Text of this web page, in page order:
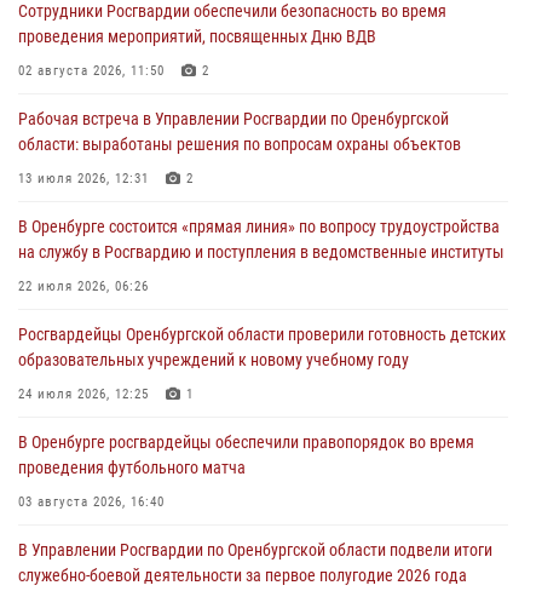
Росгвардейцы обеспечили правопорядок на праздновании Дня
ВМФ в Оренбурге
27 июля 2026, 14:36 2
Росгвардейцы предотвратили трагедию: спасен мужчина в тяжелой
жизненной ситуации (ВИДЕО)
26 июля 2026, 14:45 1
Росгвардейцы Оренбургской области проверили готовность детских
образовательных учреждений к новому учебному году
24 июля 2026, 12:25
При силовой поддержке ОМОН «Кобра» Росгвардии в Оренбурге
проведён рейд по строительным объектам
23 июля 2026, 10:47
Сотрудники Росгвардии обеспечили безопасность во время
проведения мероприятий, посвященных Дню ВДВ
02 августа 2026, 11:50 2
Рабочая встреча в Управлении Росгвардии по Оренбургской
области: выработаны решения по вопросам охраны объектов
13 июля 2026, 12:31 2
В Оренбурге состоится «прямая линия» по вопросу трудоустройства
на службу в Росгвардию и поступления в ведомственные институты
22 июля 2026, 06:26
Росгвардейцы Оренбургской области проверили готовность детских
образовательных учреждений к новому учебному году
24 июля 2026, 12:25 1
В Оренбурге росгвардейцы обеспечили правопорядок во время
проведения футбольного матча
03 августа 2026, 16:40
В Управлении Росгвардии по Оренбургской области подвели итоги
служебно-боевой деятельности за первое полугодие 2026 года